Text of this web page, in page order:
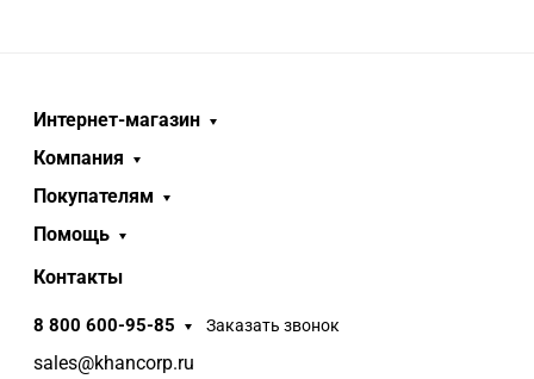
Интернет-магазин
Компания
Покупателям
Помощь
Контакты
8 800 600-95-85 Заказать звонок
sales@khancorp.ru